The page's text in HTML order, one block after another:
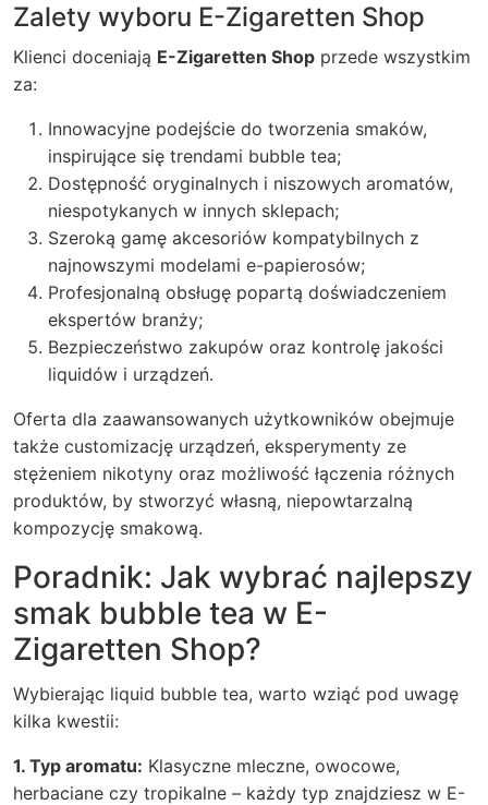
Zalety wyboru E-Zigaretten Shop
Klienci doceniają E-Zigaretten Shop przede wszystkim
za:
Innowacyjne podejście do tworzenia smaków,
inspirujące się trendami bubble tea;
Dostępność oryginalnych i niszowych aromatów,
niespotykanych w innych sklepach;
Szeroką gamę akcesoriów kompatybilnych z
najnowszymi modelami e-papierosów;
Profesjonalną obsługę popartą doświadczeniem
ekspertów branży;
Bezpieczeństwo zakupów oraz kontrolę jakości
liquidów i urządzeń.
Oferta dla zaawansowanych użytkowników obejmuje
także customizację urządzeń, eksperymenty ze
stężeniem nikotyny oraz możliwość łączenia różnych
produktów, by stworzyć własną, niepowtarzalną
kompozycję smakową.
Poradnik: Jak wybrać najlepszy
smak bubble tea w E-
Zigaretten Shop?
Wybierając liquid bubble tea, warto wziąć pod uwagę
kilka kwestii:
1. Typ aromatu: Klasyczne mleczne, owocowe,
herbaciane czy tropikalne – każdy typ znajdziesz w E-